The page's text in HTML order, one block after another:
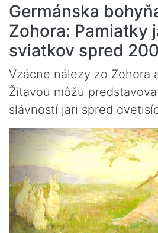
Germánska
Zohora: Pamiatky
sviatkov spred
Vzácne nálezy zo Zohora
Žitavou môžu
slávností jari spred